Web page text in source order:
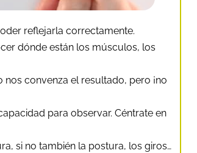
reflejarla correctamente.
dónde están los músculos, los
convenza el resultado, pero ¡no
para observar. Céntrate en
si no también la postura, los giros…